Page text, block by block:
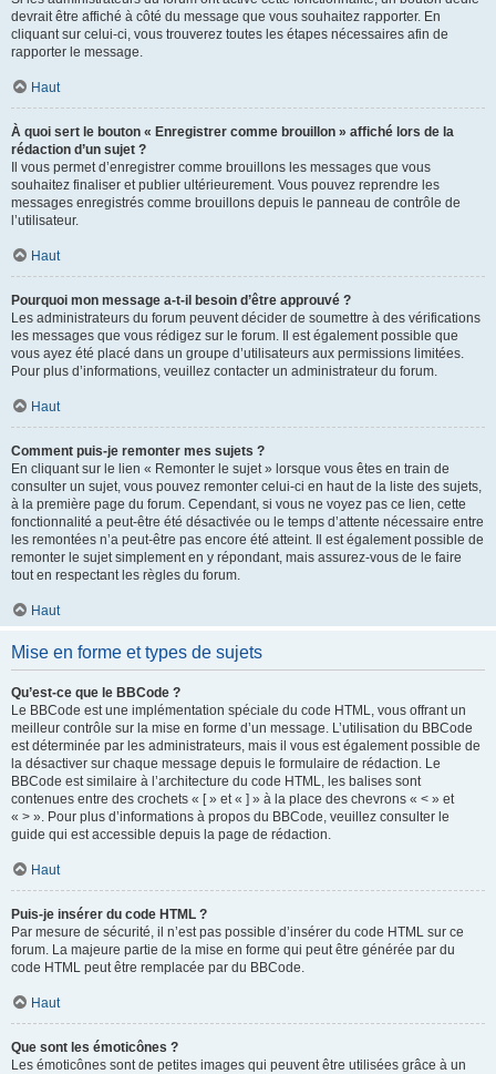
devrait être affiché à côté du message que vous souhaitez rapporter. En
cliquant sur celui-ci, vous trouverez toutes les étapes nécessaires afin de
rapporter le message.
Haut
À quoi sert le bouton « Enregistrer comme brouillon » affiché lors de la
rédaction d’un sujet ?
Il vous permet d’enregistrer comme brouillons les messages que vous
souhaitez finaliser et publier ultérieurement. Vous pouvez reprendre les
messages enregistrés comme brouillons depuis le panneau de contrôle de
l’utilisateur.
Haut
Pourquoi mon message a-t-il besoin d’être approuvé ?
Les administrateurs du forum peuvent décider de soumettre à des vérifications
les messages que vous rédigez sur le forum. Il est également possible que
vous ayez été placé dans un groupe d’utilisateurs aux permissions limitées.
Pour plus d’informations, veuillez contacter un administrateur du forum.
Haut
Comment puis-je remonter mes sujets ?
En cliquant sur le lien « Remonter le sujet » lorsque vous êtes en train de
consulter un sujet, vous pouvez remonter celui-ci en haut de la liste des sujets,
à la première page du forum. Cependant, si vous ne voyez pas ce lien, cette
fonctionnalité a peut-être été désactivée ou le temps d’attente nécessaire entre
les remontées n’a peut-être pas encore été atteint. Il est également possible de
remonter le sujet simplement en y répondant, mais assurez-vous de le faire
tout en respectant les règles du forum.
Haut
Mise en forme et types de sujets
Qu’est-ce que le BBCode ?
Le BBCode est une implémentation spéciale du code HTML, vous offrant un
meilleur contrôle sur la mise en forme d’un message. L’utilisation du BBCode
est déterminée par les administrateurs, mais il vous est également possible de
la désactiver sur chaque message depuis le formulaire de rédaction. Le
BBCode est similaire à l’architecture du code HTML, les balises sont
contenues entre des crochets « [ » et « ] » à la place des chevrons « < » et
« > ». Pour plus d’informations à propos du BBCode, veuillez consulter le
guide qui est accessible depuis la page de rédaction.
Haut
Puis-je insérer du code HTML ?
Par mesure de sécurité, il n’est pas possible d’insérer du code HTML sur ce
forum. La majeure partie de la mise en forme qui peut être générée par du
code HTML peut être remplacée par du BBCode.
Haut
Que sont les émoticônes ?
Les émoticônes sont de petites images qui peuvent être utilisées grâce à un